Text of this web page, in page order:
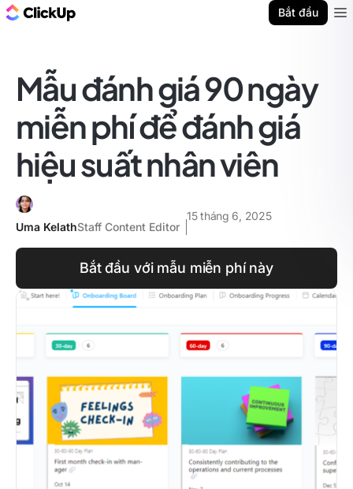
Bắt đầu
Mẫu đánh giá 90 ngày
miễn phí để đánh giá
hiệu suất nhân viên
Uma KelathStaff Content Editor
15 tháng 6, 2025
Bắt đầu với mẫu miễn phí này